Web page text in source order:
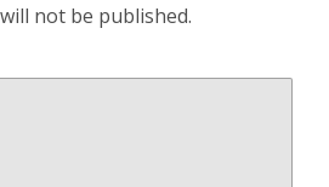
not be published.